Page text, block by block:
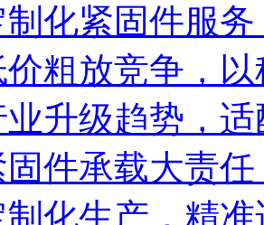
制化紧固件服
价粗放竞争，
业升级趋势，
固件承载大责
制化生产，精